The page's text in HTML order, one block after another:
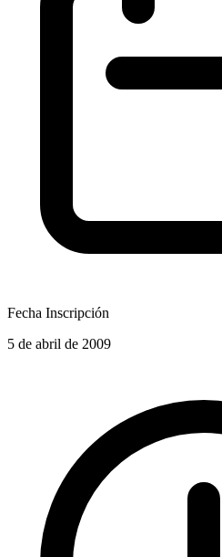
Fecha Inscripción
5 de abril de 2009